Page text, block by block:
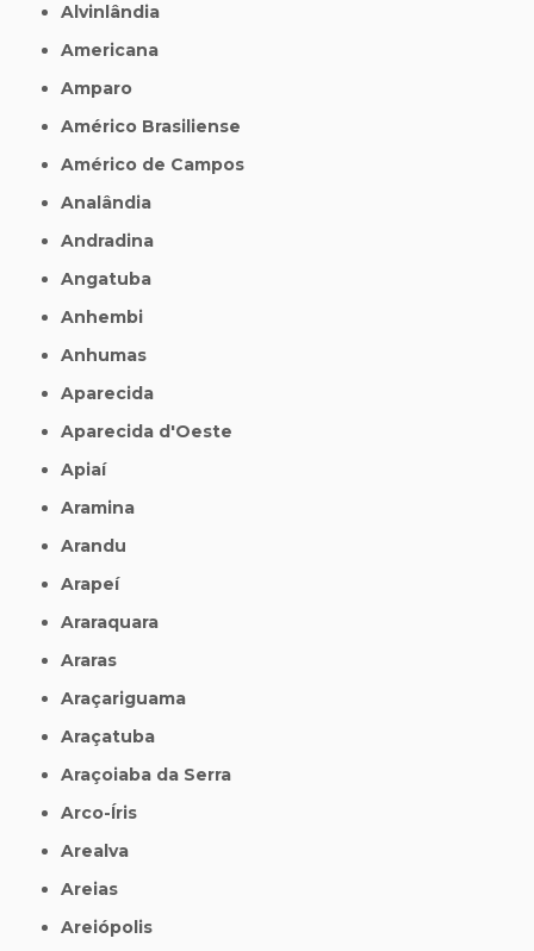
Alvinlândia
Americana
Amparo
Américo Brasiliense
Américo de Campos
Analândia
Andradina
Angatuba
Anhembi
Anhumas
Aparecida
Aparecida d'Oeste
Apiaí
Aramina
Arandu
Arapeí
Araraquara
Araras
Araçariguama
Araçatuba
Araçoiaba da Serra
Arco-Íris
Arealva
Areias
Areiópolis